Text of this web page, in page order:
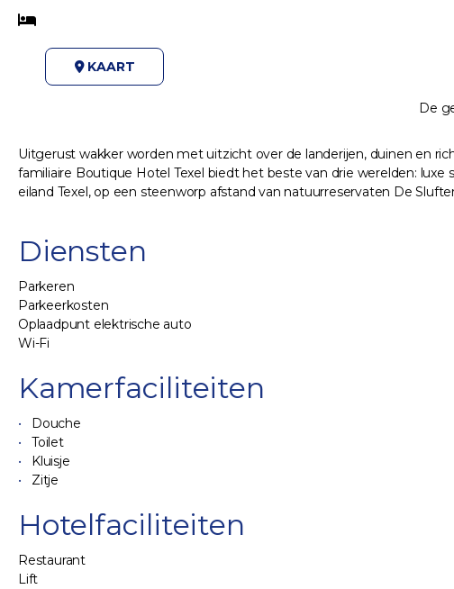
KAART
De
Uitgerust wakker worden met uitzicht over de landerijen, duinen en
familiaire Boutique Hotel Texel biedt het beste van drie werelden:
eiland Texel, op een steenworp afstand van natuurreservaten De
Diensten
Parkeren
Parkeerkosten
Oplaadpunt elektrische auto
Wi-Fi
Kamerfaciliteiten
Douche
Toilet
Kluisje
Zitje
Hotelfaciliteiten
Restaurant
Lift